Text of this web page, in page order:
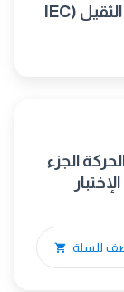
البطاريات الخاصة بسيارات النقل الثقيل (IEC
بطاريات الرصاص الحامضية لبدء الحركة الجزء
للسلة